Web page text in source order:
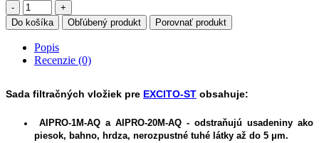
Do košíka Obľúbený produkt Porovnať produkt
Popis
Recenzie (0)
Sada filtračných vložiek pre EXCITO-ST obsahuje:
AIPRO-1M-AQ a AIPRO-20M-AQ - odstraňujú usadeniny ako
piesok, bahno, hrdza, nerozpustné tuhé látky až do 5 μm.